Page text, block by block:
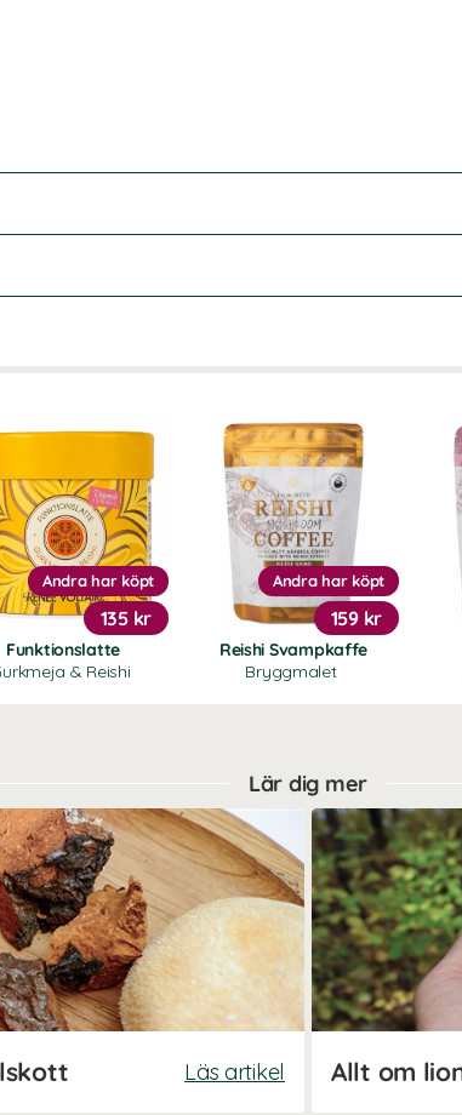
Funktionslatte
& Reishi
Andra har köpt
135 kr
Reishi Svampkaffe
Bryggmalet
Andra har köpt
159 kr
Lär dig mer
Läs artikel